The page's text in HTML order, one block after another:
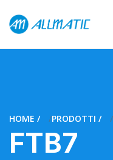
HOME PRODOTTI
FTB7